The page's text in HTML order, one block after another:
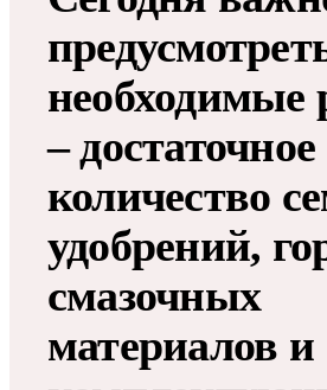
необходимые
– достаточное
количество
удобрений,
смазочных
материалов и